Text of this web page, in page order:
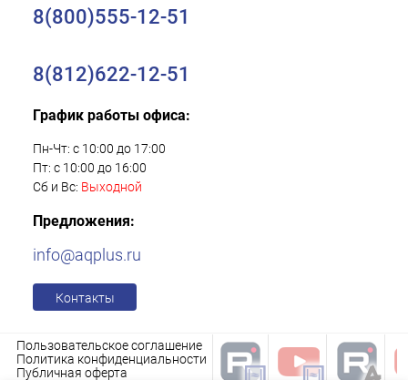
8(800)555-12-51
8(812)622-12-51
График работы офиса:
Пн-Чт: с 10:00 до 17:00
Пт: с 10:00 до 16:00
Сб и Вс: Выходной
Предложения:
info@aqplus.ru
Контакты
Пользовательское соглашение
Политика конфиденциальности
Публичная оферта